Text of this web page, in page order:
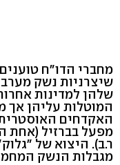
מחברי הדו"ח
שיצרניות נשק
שלהן למדינות
המוטלות עליהן אך
האקדחים
מפעל בברזיל (אחת
ר.ב). היצוא של
מגבלות הנשק